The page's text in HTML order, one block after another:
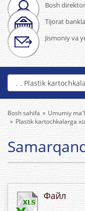
Bosh
Tijorat
Jismoniy va
Bosh sahifa
Umumiy
Plastik kartochkalarga
Файл